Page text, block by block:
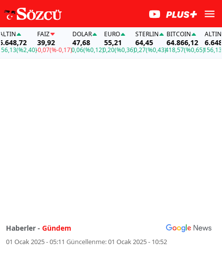
(%2,40)
39,92
-0,07(%-0,17)
DOLAR
47,68
0,06(%0,12)
EURO
55,21
0,20(%0,36)
STERLIN
64,45
0,27(%0,43)
BITCOIN
64.866,12
418,57(%0,65)
ALTIN
6.648,72
156,13
Haberler - Gündem
01 Ocak 2025 - 05:11 Güncellenme:01 Ocak 2025 - 10:52